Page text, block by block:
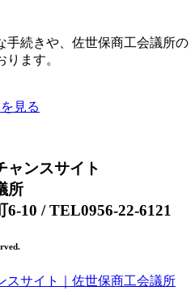
手続きや、佐世保商工会議所の
ます。
見る
ャンスサイト
所
6-10 / TEL0956-22-6121